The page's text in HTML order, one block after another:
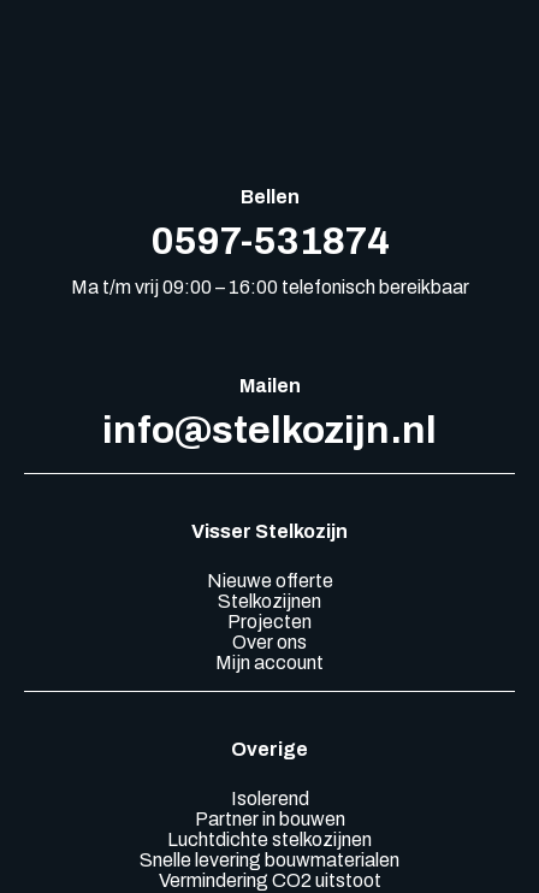
Bellen
0597-531874
Ma t/m vrij 09:00 – 16:00 telefonisch bereikbaar
Mailen
info@stelkozijn.nl
Visser Stelkozijn
Nieuwe offerte
Stelkozijnen
Projecten
Over ons
Mijn account
Overige
Isolerend
Partner in bouwen
Luchtdichte stelkozijnen
Snelle levering bouwmaterialen
Vermindering CO2 uitstoot